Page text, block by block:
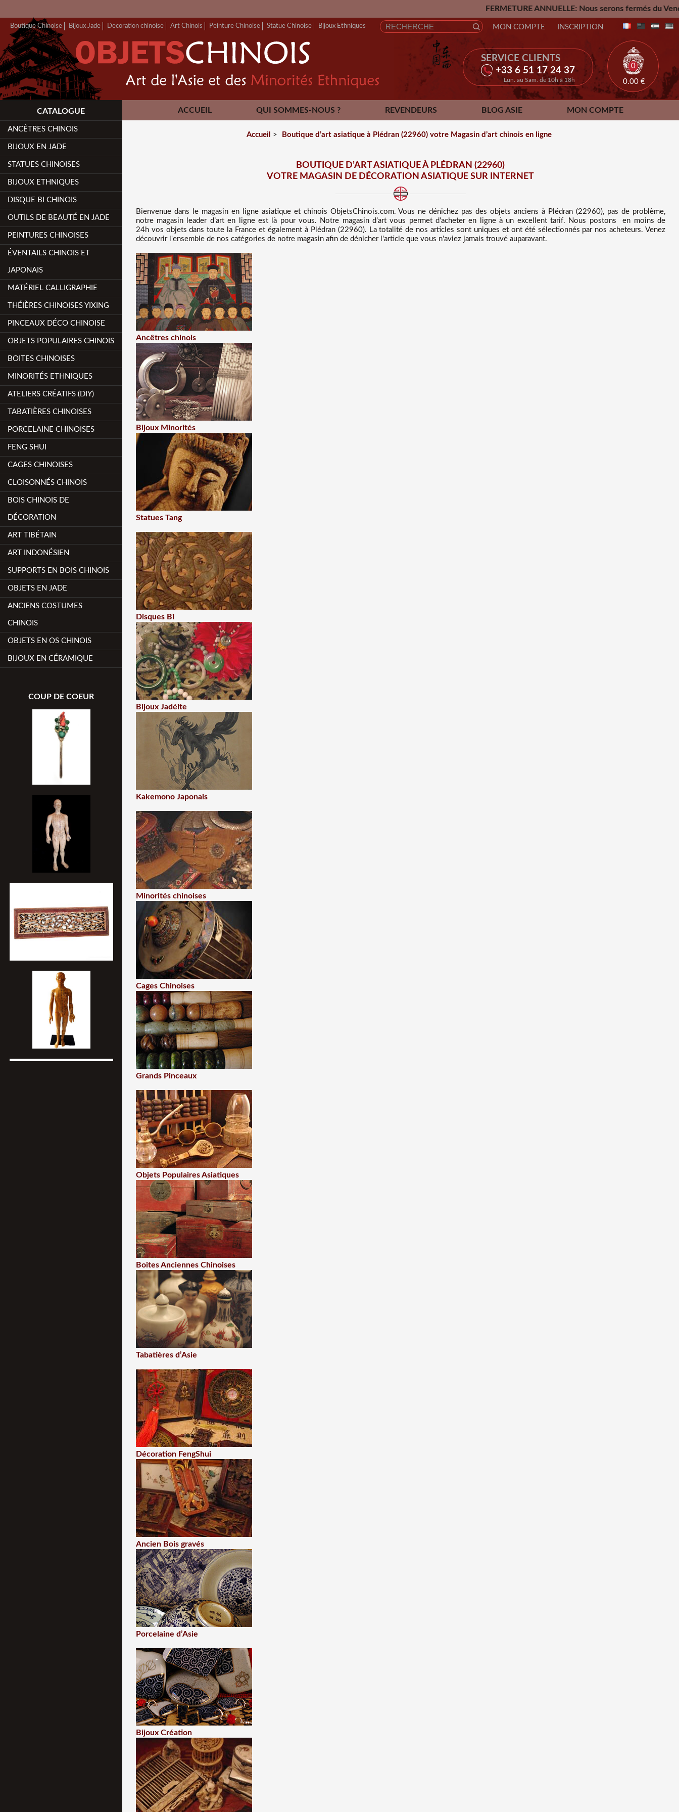
FERMETURE ANNUELLE: Nous serons fermés du Vendredi 24
Boutique Chinoise Bijoux Jade Decoration chinoise Art Chinois Peinture Chinoise Statue Chinoise Bijoux Ethniques
SERVICE CLIENTS
+33 6 51 17 24 37
Lun. au Sam. de 10h à 18h
MON COMPTE INSCRIPTION
0
0.00 €
ACCUEIL QUI SOMMES-NOUS ? REVENDEURS BLOG ASIE MON COMPTE
CONTACT
CATALOGUE
ANCÊTRES CHINOIS
BIJOUX EN JADE
STATUES CHINOISES
BIJOUX ETHNIQUES
DISQUE BI CHINOIS
OUTILS DE BEAUTÉ EN JADE
PEINTURES CHINOISES
ÉVENTAILS CHINOIS ET
JAPONAIS
MATÉRIEL CALLIGRAPHIE
THÉIÈRES CHINOISES YIXING
PINCEAUX DÉCO CHINOISE
OBJETS POPULAIRES CHINOIS
BOITES CHINOISES
MINORITÉS ETHNIQUES
ATELIERS CRÉATIFS (DIY)
TABATIÈRES CHINOISES
PORCELAINE CHINOISES
FENG SHUI
CAGES CHINOISES
CLOISONNÉS CHINOIS
BOIS CHINOIS DE
DÉCORATION
ART TIBÉTAIN
ART INDONÉSIEN
SUPPORTS EN BOIS CHINOIS
OBJETS EN JADE
ANCIENS COSTUMES
CHINOIS
OBJETS EN OS CHINOIS
BIJOUX EN CÉRAMIQUE
COUP DE COEUR
Accueil > Boutique d’art asiatique à Plédran (22960) votre Magasin d’art chinois en ligne
BOUTIQUE D’ART ASIATIQUE À PLÉDRAN (22960)
VOTRE MAGASIN DE DÉCORATION ASIATIQUE SUR INTERNET
Bienvenue dans le magasin en ligne asiatique et chinois ObjetsChinois.com. Vous ne dénichez pas desobjets anciens à Plédran (22960), pas de problème,
notre magasin leader d’art en ligne est là pour vous. Notre magasin d’art vous permet d'acheter en ligne à un excellent tarif. Nous postons en moins de
24h vos objets dans toute la France et également à Plédran (22960). La totalité de nos articles sont uniques et ont été sélectionnés par nos acheteurs. Venez
découvrir l'ensemble de nos catégories de notre magasin afin de dénicher l'article que vous n'aviez jamais trouvé auparavant.
Ancêtres chinois
Bijoux Minorités
Statues Tang
Disques Bi
Bijoux Jadéite
Kakemono Japonais
Minorités chinoises
Cages Chinoises
Grands Pinceaux
Objets Populaires Asiatiques
Boites Anciennes Chinoises
Tabatières d’Asie
Décoration FengShui
Ancien Bois gravés
Porcelaine d’Asie
Bijoux Création